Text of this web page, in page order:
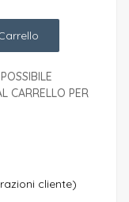
CARRELLO PER
cliente)